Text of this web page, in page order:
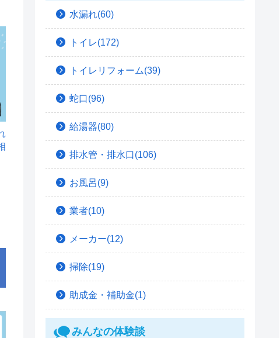
水漏れ(60)
トイレ(172)
トイレリフォーム(39)
蛇口(96)
給湯器(80)
排水管・排水口(106)
お風呂(9)
業者(10)
メーカー(12)
掃除(19)
助成金・補助金(1)
みんなの体験談